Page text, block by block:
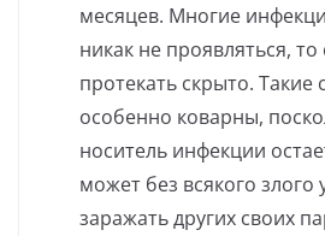
месяцев. Многие
никак не проявляться, то
протекать скрыто. Такие
особенно коварны,
носитель инфекции
может без всякого злого
заражать других своих